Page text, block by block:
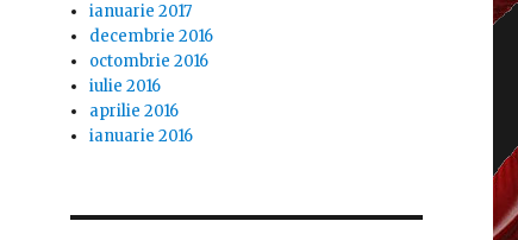
ianuarie 2017
decembrie 2016
octombrie 2016
iulie 2016
aprilie 2016
ianuarie 2016